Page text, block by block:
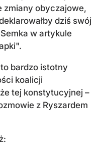
zmiany obyczajowe,
dziś swój
w artykule
bardzo istotny
koalicji
tej konstytucyjnej –
z Ryszardem